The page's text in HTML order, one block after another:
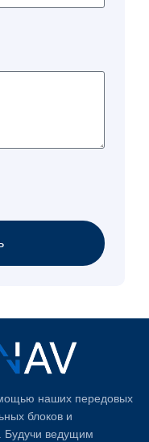
наших передовых
блоков и
Будучи ведущим